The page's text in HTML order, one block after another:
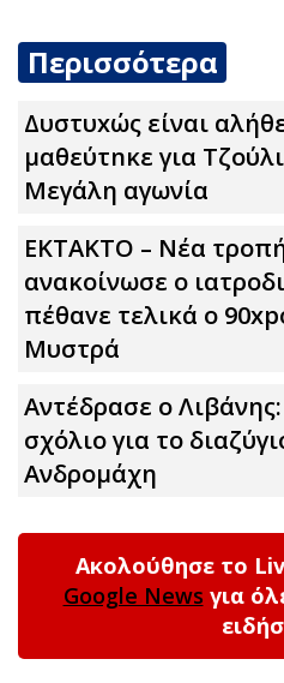
Περισσότερα
Δυστυxώς είναι
μαθεύτnκε για
Μεγάλη αγωνία
ΕΚΤΑΚΤΟ – Νέα
ανακοίνωσε ο
πέθαvε τελικά ο
Μυστρά
Αντέδρασε ο
σχόλιο για το
Ανδρομάχη
Ακολούθησε το
Google News για